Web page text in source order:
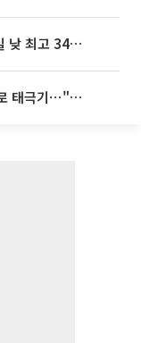
[내일 날씨] 전국 무더위 계속…10일 낮 최고 34도 육박
서경덕 교수, 김희철도 분노한 거꾸로 태극기⋯"엉터리는 아냐, 아쉬울 뿐"